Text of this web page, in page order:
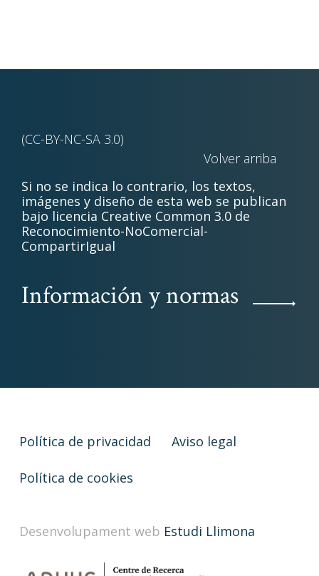
(CC-BY-NC-SA 3.0)
Volver arriba
Si no se indica lo contrario, los textos,
imágenes y diseño de esta web se publican
bajo licencia Creative Common 3.0 de
Reconocimiento-NoComercial-
CompartirIgual
Información y normas
Política de privacidad Aviso legal
Política de cookies
Desenvolupament web Estudi Llimona